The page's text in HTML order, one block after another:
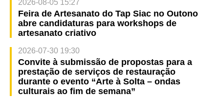
2026-08-05 15:27
Feira de Artesanato do Tap Siac no Outono
abre candidaturas para workshops de
artesanato criativo
2026-07-30 19:30
Convite à submissão de propostas para a
prestação de serviços de restauração
durante o evento “Arte à Solta – ondas
culturais ao fim de semana”